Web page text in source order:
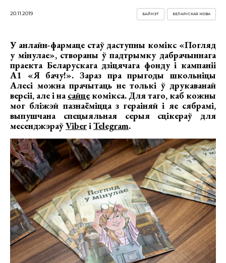
20.11.2019 БЕЛАРУСКАЯ МОВА
БАЙНЭТ
У анлайн-фармаце стаў даступны комікс «Погляд
у мінулае», створаны ў падтрымку дабрачыннага
праекта Беларускага дзіцячага фонду і кампаніі
А1 «Я бачу!». Зараз пра прыгоды школьніцы
Алесі можна прачытаць не толькі ў друкаванай
версіі, але і насайце комікса.Для таго, каб кожны
мог бліжэй пазнаёміцца з гераіняй і яе сябрамі,
выпушчана спецыяльная серыя сцікераў для
месенджэраўViberіTelegram.